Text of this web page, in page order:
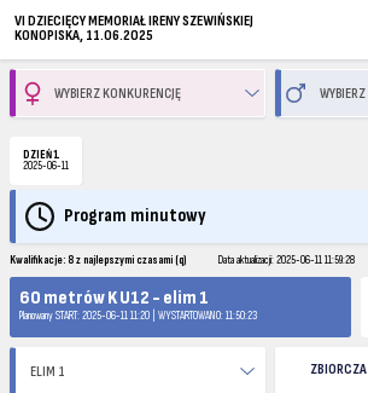
VI DZIECIĘCY MEMORIAŁ IRENY SZEWIŃSKIEJ
KONOPISKA, 11.06.2025
DZIEŃ 1
2025-06-11
Program minutowy
Kwalifikacje: 8 z najlepszymi czasami (q) Data aktualizacji: 2025-06-11 11:59:28
60 metrów K U12 - elim 1
Planowany START: 2025-06-11 11:20 | WYSTARTOWANO: 11:50:23
ZBIORCZA